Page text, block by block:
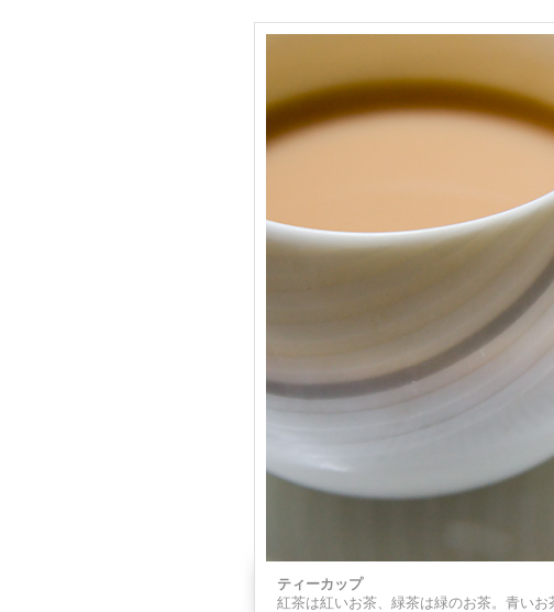
ティーカップ
紅茶は紅いお茶、緑茶は緑のお茶。青いお